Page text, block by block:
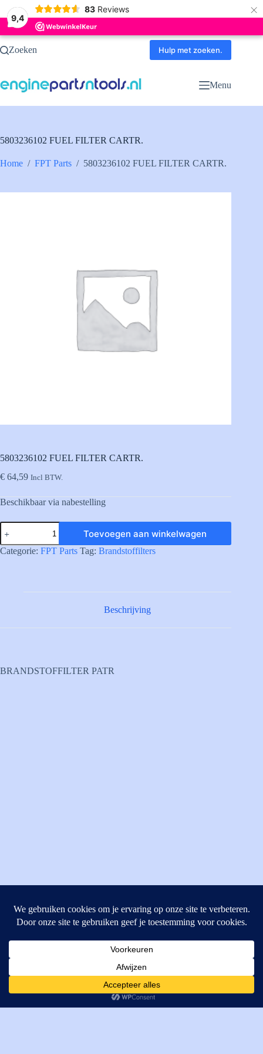
9,4
83 Reviews ×
Ga
naarZoeken Hulp met zoeken.
Menu
5803236102 FUEL FILTER CARTR.
Home / FPT Parts / 5803236102 FUEL FILTER CARTR.
5803236102 FUEL FILTER CARTR.
€ 64,59 Incl BTW.
Beschikbaar via nabestelling
5803236102
FUEL
FILTER
CARTR.
Toevoegen aan winkelwagen
Categorie: FPT Parts Tag: Brandstoffilters
Beschrijving
BRANDSTOFFILTER PATR
4462GE, Goes
T: +31 (0) 111-484438
M:parts@mitechniek.nl
VAT: NL862802295B01
Cookies helpen ons bij het leveren van onze diensten. Door
gebruik te maken van onze diensten, gaat u akkoord met ons
gebruik van cookies.